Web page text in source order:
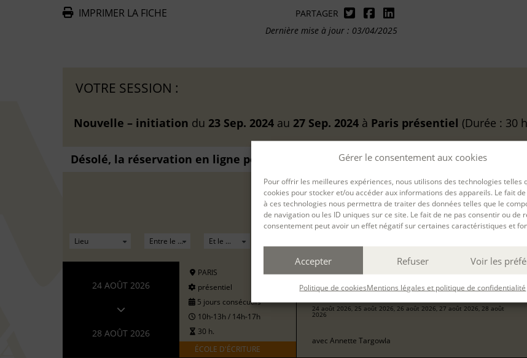
Gérer le consentement aux cookies
Pour offrir les meilleures expériences, nous utilisons des technologies telles
cookies pour stocker et/ou accéder aux informations des appareils. Le fait
à ces technologies nous permettra de traiter des données telles que le
de navigation ou les ID uniques sur ce site. Le fait de ne pas consentir ou de
consentement peut avoir un effet négatif sur certaines caractéristiques et
Accepter Refuser Voir les
Politique de cookiesMentions légales et politique de confidentialité
IMPRIMER LA FICHE
PARTAGER
Dernière mise à jour : 03/04/2025
VOTRE SESSION :
Nouvelle – initiation du 23 Sep. 2024 au 27 Sep. 2024 à Paris présentiel (Durée : 30
Désolé, la réservation en ligne pour cette session de formation est terminée.
24 AOÛT 2026
28 AOÛT 2026
PARIS
présentiel
5 jours consécutifs
10h-13h / 14h-17h
30 h.
ÉCOLE D'ÉCRITURE
NOUVELLE - INITIATION
24 août 2026, 25 août 2026, 26 août 2026, 27 août 2026, 28 août
2026
avec Annette Targowla